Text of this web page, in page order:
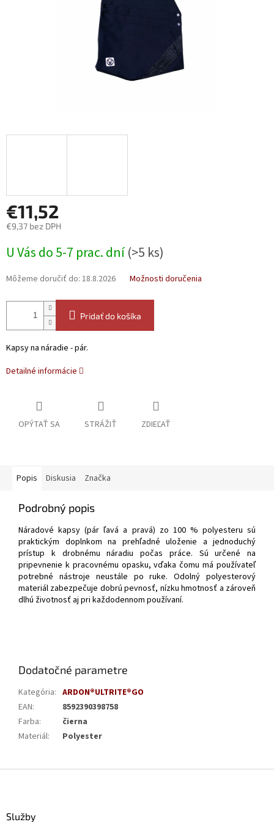
€11,52
€9,37 bez DPH
cena:
U Vás do 5-7 prac. dní(>5 ks)
Môžeme doručiť do: 18.8.2026 Možnosti doručenia
Pridať do košíka
Kapsy na náradie - pár.
Detailné informácie
OPÝTAŤ SA STRÁŽIŤ ZDIEĽAŤ
Popis Diskusia Značka
Podrobný popis
Náradové kapsy (pár ľavá a pravá) zo 100 % polyesteru sú
praktickým doplnkom na prehľadné uloženie a jednoduchý
prístup k drobnému náradiu počas práce. Sú určené na
pripevnenie k pracovnému opasku, vďaka čomu má používateľ
potrebné nástroje neustále po ruke. Odolný polyesterový
materiál zabezpečuje dobrú pevnosť, nízku hmotnosť a zároveň
dlhú životnosť aj pri každodennom používaní.
Dodatočné parametre
Kategória: ARDON®ULTRITE®GO
EAN:
8592390398758
Farba:
čierna
Materiál: Polyester
Služby